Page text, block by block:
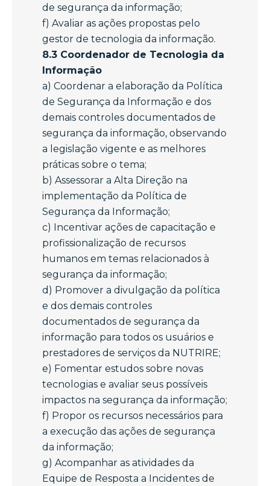
de segurança da informação;
f) Avaliar as ações propostas pelo
gestor de tecnologia da informação.
8.3 Coordenador de Tecnologia da
Informação
a) Coordenar a elaboração da Política
de Segurança da Informação e dos
demais controles documentados de
segurança da informação, observando
a legislação vigente e as melhores
práticas sobre o tema;
b) Assessorar a Alta Direção na
implementação da Política de
Segurança da Informação;
c) Incentivar ações de capacitação e
profissionalização de recursos
humanos em temas relacionados à
segurança da informação;
d) Promover a divulgação da política
e dos demais controles
documentados de segurança da
informação para todos os usuários e
prestadores de serviços da NUTRIRE;
e) Fomentar estudos sobre novas
tecnologias e avaliar seus possíveis
impactos na segurança da informação;
f) Propor os recursos necessários para
a execução das ações de segurança
da informação;
g) Acompanhar as atividades da
Equipe de Resposta a Incidentes de